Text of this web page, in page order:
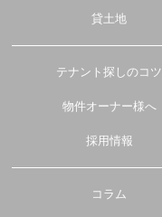
貸土地
テナント探しのコツ
物件オーナー様へ
採用情報
コラム